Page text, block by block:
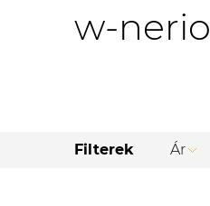
w-nerio
Filterek Ár